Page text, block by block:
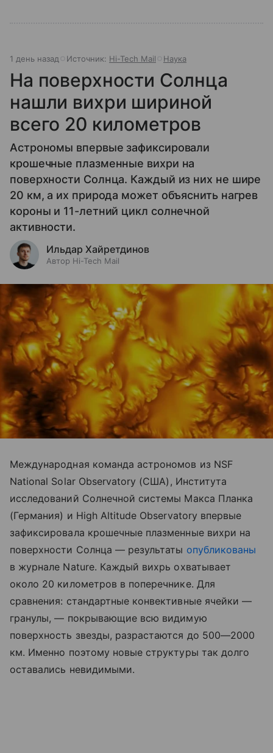
1 день назад Источник: Hi-Tech Mail Наука
На поверхности Солнца
нашли вихри шириной
всего 20 километров
Астрономы впервые зафиксировали
крошечные плазменные вихри на
поверхности Солнца. Каждый из них не шире
20 км, а их природа может объяснить нагрев
короны и 11-летний цикл солнечной
активности.
Ильдар Хайретдинов
Автор Hi-Tech Mail
Международная команда астрономов из NSF
National Solar Observatory (США), Института
исследований Солнечной системы Макса Планка
(Германия) и High Altitude Observatory впервые
зафиксировала крошечные плазменные вихри на
поверхности Солнца — результаты опубликованы
в журнале Nature. Каждый вихрь охватывает
около 20 километров в поперечнике. Для
сравнения: стандартные конвективные ячейки —
гранулы, — покрывающие всю видимую
поверхность звезды, разрастаются до 500—2000
км. Именно поэтому новые структуры так долго
оставались невидимыми.